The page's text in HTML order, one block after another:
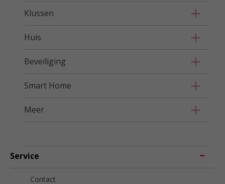
Klussen
Huis
Beveiliging
Smart Home
Meer
Service
Contact